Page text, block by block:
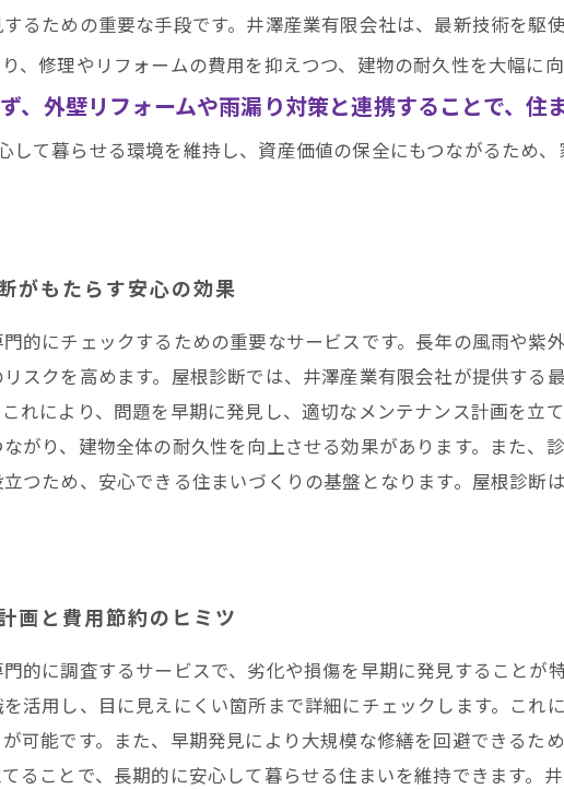
るための重要な手段です。井澤産業有限会社は、最新技術を駆
、修理やリフォームの費用を抑えつつ、建物の耐久性を大幅に
、外壁リフォームや雨漏り対策と連携することで、住
して暮らせる環境を維持し、資産価値の保全にもつながるため
がもたらす安心の効果
的にチェックするための重要なサービスです。長年の風雨や紫
スクを高めます。屋根診断では、井澤産業有限会社が提供する
れにより、問題を早期に発見し、適切なメンテナンス計画を立
がり、建物全体の耐久性を向上させる効果があります。また、
つため、安心できる住まいづくりの基盤となります。屋根診断
画と費用節約のヒミツ
的に調査するサービスで、劣化や損傷を早期に発見することが
活用し、目に見えにくい箇所まで詳細にチェックします。これ
可能です。また、早期発見により大規模な修繕を回避できるた
ることで、長期的に安心して暮らせる住まいを維持できます。